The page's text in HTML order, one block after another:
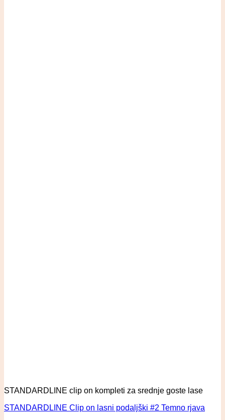
STANDARDLINE clip on kompleti za srednje goste lase
STANDARDLINE Clip on lasni podaljški #2 Temno rjava